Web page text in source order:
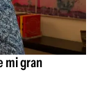
mi gran